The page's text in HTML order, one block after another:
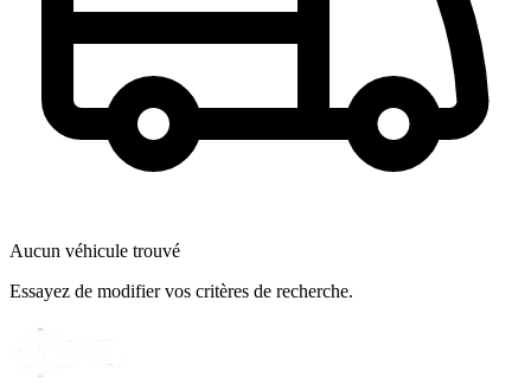
Aucun véhicule trouvé
Essayez de modifier vos critères de recherche.